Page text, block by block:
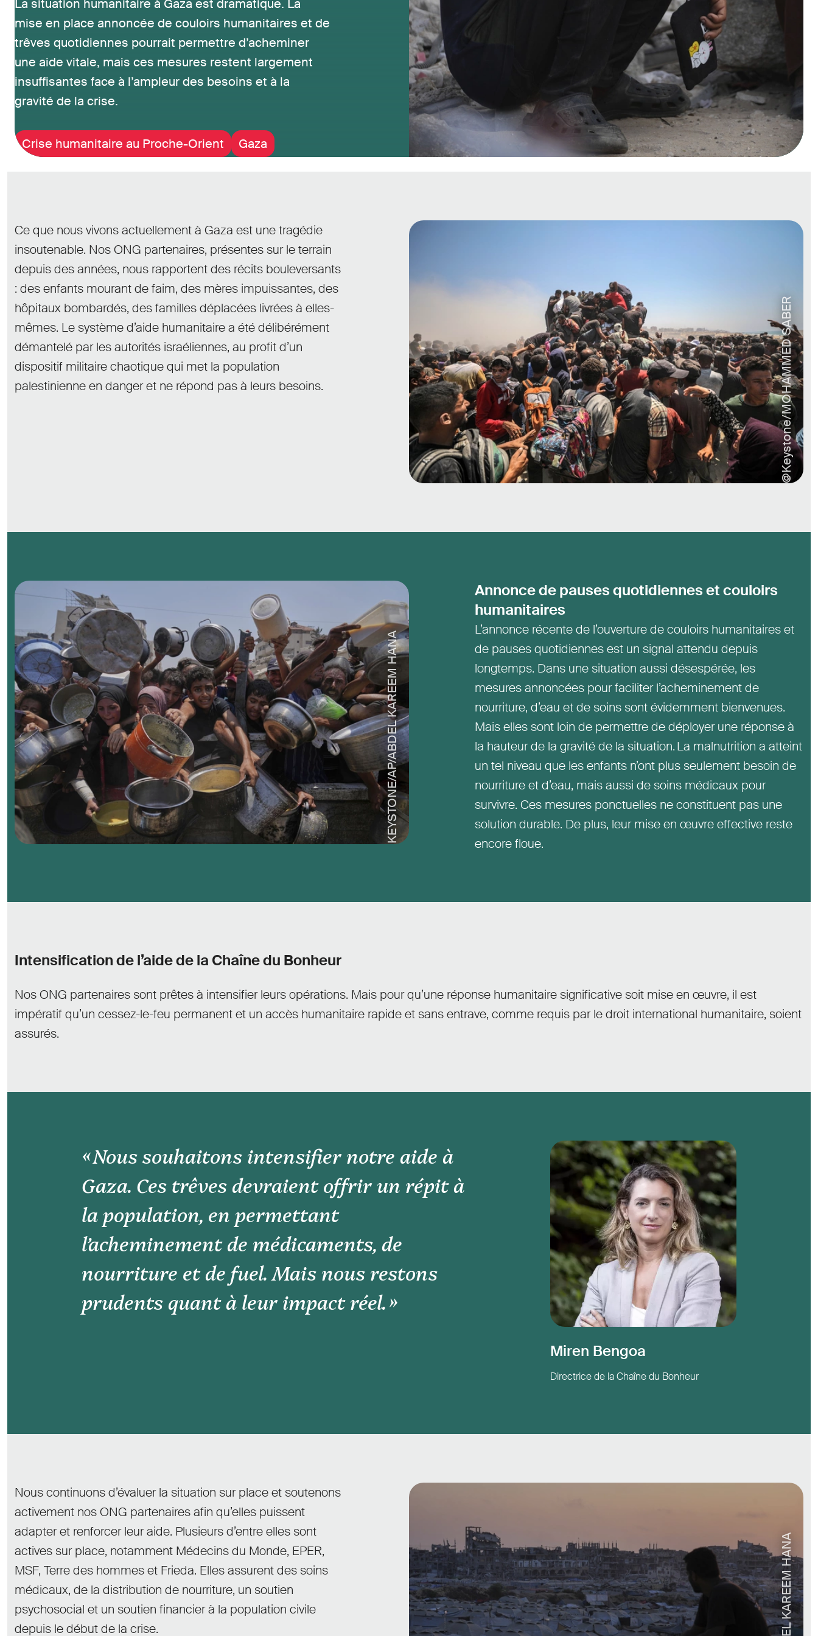
La situation humanitaire à Gaza est dramatique. La
mise en place annoncée de couloirs humanitaires et de
trêves quotidiennes pourrait permettre d’acheminer
une aide vitale, mais ces mesures restent largement
insuffisantes face à l’ampleur des besoins et à la
gravité de la crise.
Crise humanitaire au Proche-Orient Gaza
@Keystone/MOHAMMED SABER
Ce que nous vivons actuellement à Gaza est une tragédie
insoutenable. Nos ONG partenaires, présentes sur le terrain
depuis des années, nous rapportent des récits bouleversants
: des enfants mourant de faim, des mères impuissantes, des
hôpitaux bombardés, des familles déplacées livrées à elles-
mêmes. Le système d’aide humanitaire a été délibérément
démantelé par les autorités israéliennes, au profit d’un
dispositif militaire chaotique qui met la population
palestinienne en danger et ne répond pas à leurs besoins.
KEYSTONE/AP/ABDEL KAREEM HANA
Annonce de pauses quotidiennes et couloirs
humanitaires
L’annonce récente de l’ouverture de couloirs humanitaires et
de pauses quotidiennes est un signal attendu depuis
longtemps. Dans une situation aussi désespérée, les
mesures annoncées pour faciliter l’acheminement de
nourriture, d’eau et de soins sont évidemment bienvenues.
Mais elles sont loin de permettre de déployer une réponse à
la hauteur de la gravité de la situation. La malnutrition a atteint
un tel niveau que les enfants n’ont plus seulement besoin de
nourriture et d’eau, mais aussi de soins médicaux pour
survivre. Ces mesures ponctuelles ne constituent pas une
solution durable. De plus, leur mise en œuvre effective reste
encore floue.
Intensification de l’aide de la Chaîne du Bonheur
Nos ONG partenaires sont prêtes à intensifier leurs opérations. Mais pour qu’une réponse humanitaire significative soit mise en œuvre, il est
impératif qu’un cessez-le-feu permanent et un accès humanitaire rapide et sans entrave, comme requis par le droit international humanitaire, soient
assurés.
« Nous souhaitons intensifier notre aide à
Gaza. Ces trêves devraient offrir un répit à
la population, en permettant
l’acheminement de médicaments, de
nourriture et de fuel. Mais nous restons
prudents quant à leur impact réel. »
Miren Bengoa
Directrice de la Chaîne du Bonheur
Nous continuons d’évaluer la situation sur place et soutenons
activement nos ONG partenaires afin qu’elles puissent
adapter et renforcer leur aide. Plusieurs d’entre elles sont
actives sur place, notamment Médecins du Monde, EPER,
MSF, Terre des hommes et Frieda. Elles assurent des soins
médicaux, de la distribution de nourriture, un soutien
psychosocial et un soutien financier à la population civile
depuis le début de la crise.